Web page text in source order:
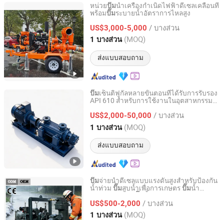
หน่วยปั๊มน้ำเครื่องกำเนิดไฟฟ้าดีเซลเคลื่อนที่
พร้อมปั๊มระบายน้ำอัตราการไหลสูง
US$3,000-5,000 / บางส่วน
1 บางส่วน (MOQ)
ส่งแบบสอบถาม
Shanghai Huanghe Pump Manufacture Co., Ltd.
Shanghai, China อัตราจาก 2014
ปั๊มเซ็นติฟูกัลหลายขั้นตอนที่ได้รับการรับรอง
API 610 สำหรับการใช้งานในอุตสาหกรรม
US$2,000-50,000 / บางส่วน
1 บางส่วน (MOQ)
ส่งแบบสอบถาม
Jiangsu Yingte Pump Valve Manufacturing Co., Ltd
Jiangsu, China อัตราจาก 2026
ปั๊มจ่ายน้ำดีเซลแบบแรงดันสูงสำหรับป้องกัน
น้ำท่วม ปั๊มสูบน้ำเพื่อการเกษตรปั๊มน้ำ
US$500-2,000 / บางส่วน
1 บางส่วน (MOQ)
Shanghai Huanghe Pump Manufacture Co., Ltd.
Shanghai, China อัตราจาก 2014